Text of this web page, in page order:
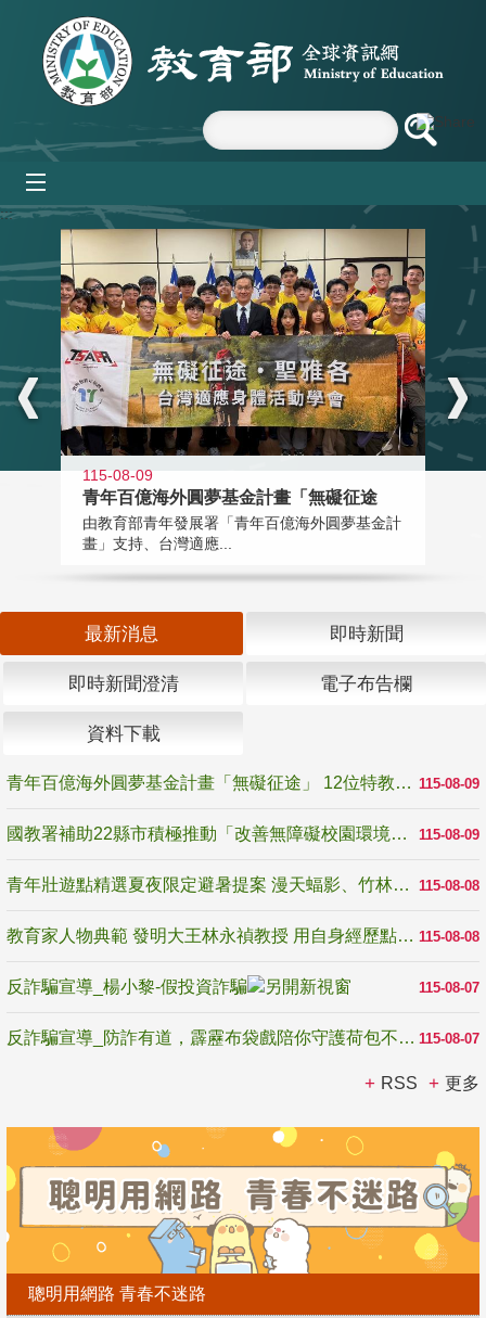
跳到主要內容區塊
:::
115-08-09
青年百億海外圓夢基金計畫「無礙征途
由教育部青年發展署「青年百億海外圓夢基金計
畫」支持、台灣適應...
最新消息 即時新聞
即時新聞澄清 電子布告欄
資料下載
115-08-09
青年百億海外圓夢基金計畫「無礙征途」 12位特教與弱勢青年勇闖西班牙 跨越感官限制見證生命蛻變
115-08-09
國教署補助22縣市積極推動「改善無障礙校園環境計畫」 打造友善、安全、無礙學習空間
115-08-08
青年壯遊點精選夏夜限定避暑提案 漫天蝠影、竹林尋蛙、茶香夜觀 邀青年暮色出發
115-08-08
教育家人物典範 發明大王林永禎教授 用自身經歷點亮學生的路
115-08-07
反詐騙宣導_楊小黎-假投資詐騙
115-08-07
反詐騙宣導_防詐有道，霹靂布袋戲陪你守護荷包不受騙
RSS 更多
聰明用網路 青春不迷路